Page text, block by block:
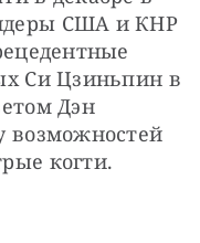
США и КНР
Си Цзиньпин в
Дэн
возможностей
когти.